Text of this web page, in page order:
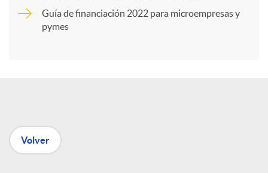
n
Guía de financiación 2022 para microempresas y
pymes
Volver